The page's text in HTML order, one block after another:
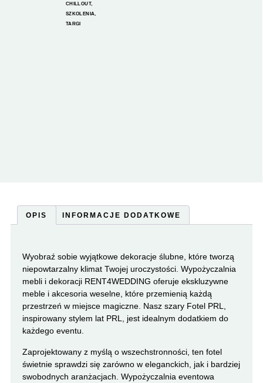
CHILLOUT,
SZKOLENIA,
TARGI
OPIS INFORMACJE DODATKOWE
Wyobraź sobie wyjątkowe dekoracje ślubne, które tworzą
niepowtarzalny klimat Twojej uroczystości. Wypożyczalnia
mebli i dekoracji RENT4WEDDING oferuje ekskluzywne
meble i akcesoria weselne, które przemienią każdą
przestrzeń w miejsce magiczne. Nasz szary Fotel PRL,
inspirowany stylem lat PRL, jest idealnym dodatkiem do
każdego eventu.
Zaprojektowany z myślą o wszechstronności, ten fotel
świetnie sprawdzi się zarówno w eleganckich, jak i bardziej
swobodnych aranżacjach. Wypożyczalnia eventowa